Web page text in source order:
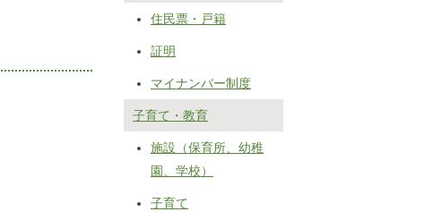
住民票・戸籍
証明
マイナンバー制度
子育て・教育
施設（保育所、幼稚
園、学校）
子育て